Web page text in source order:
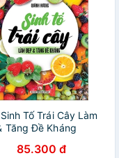
Tố Trái Cây Làm
Tăng Đề Kháng
85.300 đ